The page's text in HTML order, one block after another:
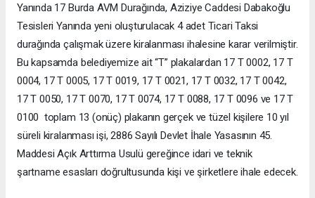
Yanında 17 Burda AVM Durağında, Aziziye Caddesi Dabakoğlu
Tesisleri Yanında yeni oluşturulacak 4 adet Ticari Taksi
durağında çalışmak üzere kiralanması ihalesine karar verilmiştir.
Bu kapsamda belediyemize ait “T” plakalardan 17 T 0002, 17 T
0004, 17 T 0005, 17 T 0019, 17 T 0021, 17 T 0032, 17 T 0042,
17 T 0050, 17 T 0070, 17 T 0074, 17 T 0088, 17 T 0096 ve 17 T
0100 toplam 13 (onüç) plakanın gerçek ve tüzel kişilere 10 yıl
süreli kiralanması işi, 2886 Sayılı Devlet İhale Yasasının 45.
Maddesi Açık Arttırma Usulü gereğince idari ve teknik
şartname esasları doğrultusunda kişi ve şirketlere ihale edecek.